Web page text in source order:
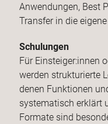
Anwendungen, Best
Transfer in die
Schulungen
Für Einsteiger:innen
werden strukturierte
denen Funktionen
systematisch erklärt
Formate sind